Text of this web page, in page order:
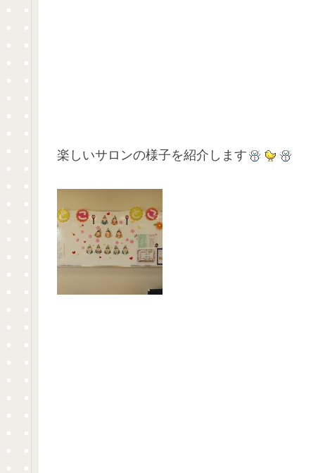
楽しいサロンの様子を紹介します